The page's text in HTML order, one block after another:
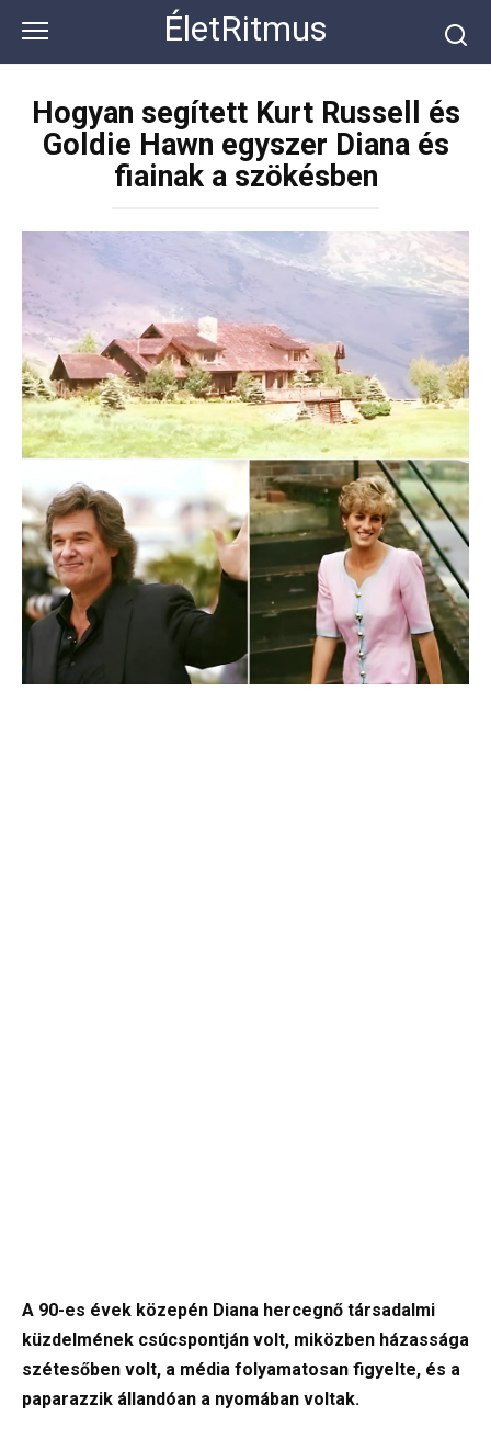
контенту
ÉletRitmus
Hogyan segített Kurt Russell és
Goldie Hawn egyszer Diana és
fiainak a szökésben
A 90-es évek közepén Diana hercegnő társadalmi
küzdelmének csúcspontján volt, miközben házassága
szétesőben volt, a média folyamatosan figyelte, és a
paparazzik állandóan a nyomában voltak.